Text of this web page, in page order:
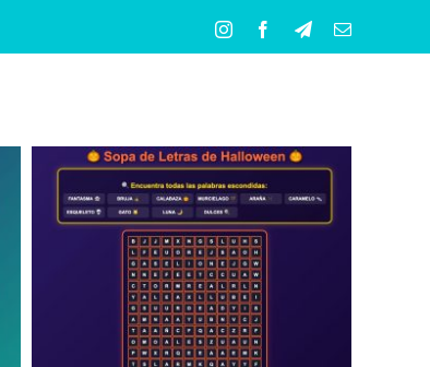
InstagramFacebookTelegramCorreo
Sopa de Letras de Halloween